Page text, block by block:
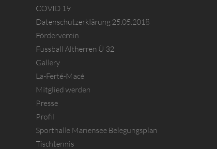
COVID 19
Datenschutzerklärung 25.05.2018
Förderverein
Fussball Altherren Ü 32
Gallery
La-Ferté-Macé
Mitglied werden
Presse
Profil
Sporthalle Mariensee Belegungsplan
Tischtennis